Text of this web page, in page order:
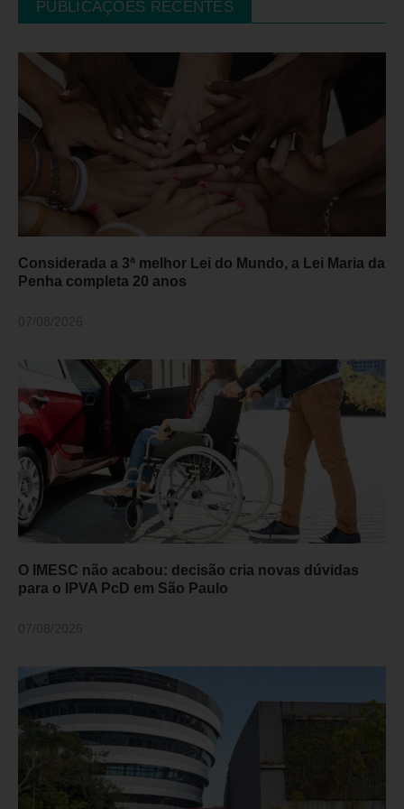
PUBLICAÇÕES RECENTES
Considerada a 3ª melhor Lei do Mundo, a Lei Maria da
Penha completa 20 anos
O IMESC não acabou: decisão cria novas dúvidas
para o IPVA PcD em São Paulo